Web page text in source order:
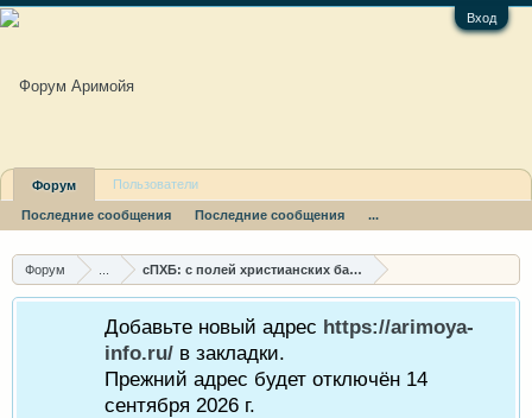
Вход
Форум сПХБ: с полей христианских баталий
Добавьте новый адрес https://arimoya-
info.ru/ в закладки.
Прежний адрес будет отключён 14
сентября 2026 г.
Форум
Последние сообщения Последние сообщения ...
Пользователи